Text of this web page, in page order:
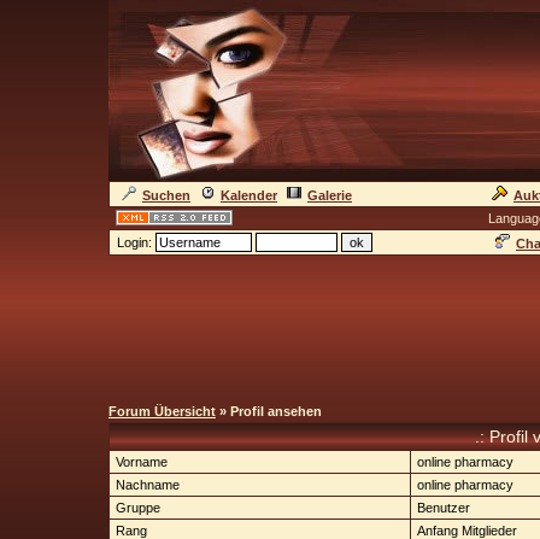
Suchen Kalender Galerie
Login:
Forum Übersicht » Profil ansehen
.: Profil
Vorname
online pharmacy
Nachname
online pharmacy
Gruppe
Benutzer
Rang
Anfang Mitglieder